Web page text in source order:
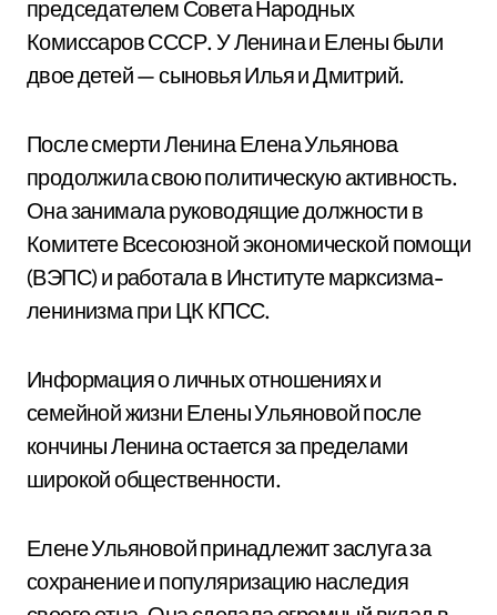
председателем Совета Народных
Комиссаров СССР. У Ленина и Елены были
двое детей — сыновья Илья и Дмитрий.
После смерти Ленина Елена Ульянова
продолжила свою политическую активность.
Она занимала руководящие должности в
Комитете Всесоюзной экономической помощи
(ВЭПС) и работала в Институте марксизма-
ленинизма при ЦК КПСС.
Информация о личных отношениях и
семейной жизни Елены Ульяновой после
кончины Ленина остается за пределами
широкой общественности.
Елене Ульяновой принадлежит заслуга за
сохранение и популяризацию наследия